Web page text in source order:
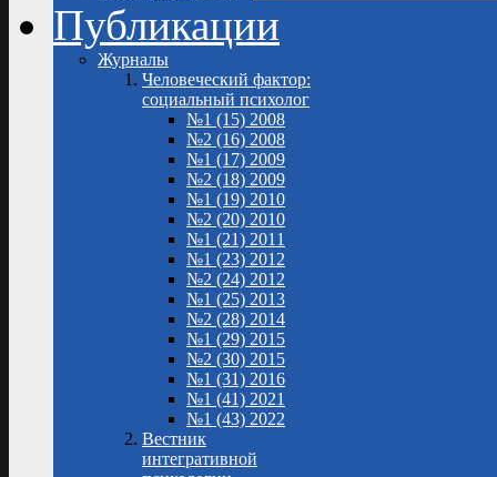
Публикации
Журналы
Человеческий фактор:
социальный психолог
№1 (15) 2008
№2 (16) 2008
№1 (17) 2009
№2 (18) 2009
№1 (19) 2010
№2 (20) 2010
№1 (21) 2011
№1 (23) 2012
№2 (24) 2012
№1 (25) 2013
№2 (28) 2014
№1 (29) 2015
№2 (30) 2015
№1 (31) 2016
№1 (41) 2021
№1 (43) 2022
Вестник
интегративной